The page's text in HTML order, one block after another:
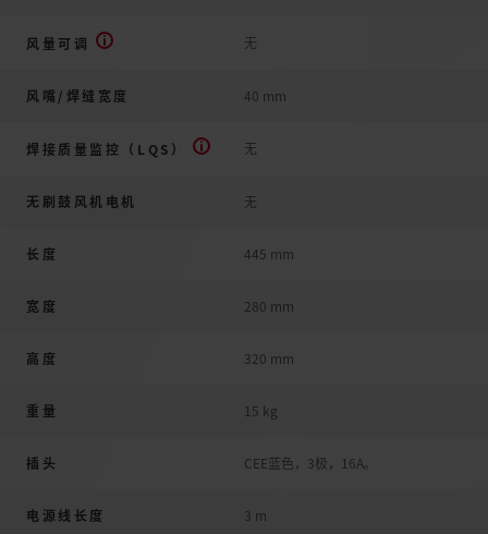
风量可调 无
风嘴/焊缝宽度 40 mm
焊接质量监控（LQS） 无
无刷鼓风机电机 无
长度 445 mm
宽度 280 mm
高度 320 mm
重量 15 kg
插头 CEE蓝色，3极，16A。
电源线长度 3 m